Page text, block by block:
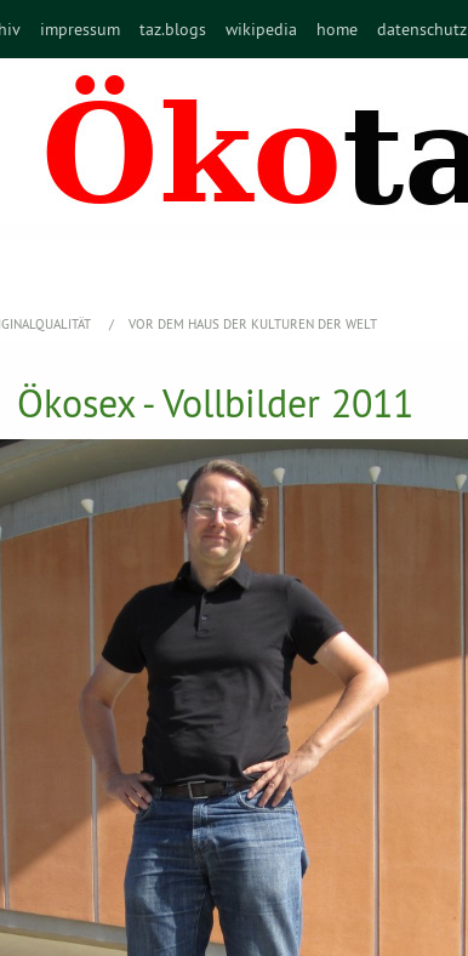
impressum taz.blogs wikipedia home datenschutz
VOR DEM HAUS DER KULTUREN DER WELT
Ökosex - Vollbilder 2011